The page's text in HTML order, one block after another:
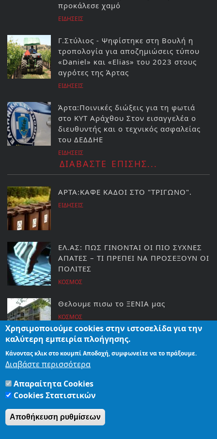
προκάλεσε χαμό
ΕΙΔΗΣΕΙΣ
Γ.Στύλιος - Ψηφίστηκε στη Βουλή η
τροπολογία για αποζημιώσεις τύπου
«Daniel» και «Elias» του 2023 στους
αγρότες της Άρτας
ΕΙΔΗΣΕΙΣ
Άρτα:Ποινικές διώξεις για τη φωτιά
στο ΚΥΤ Αράχθου Στον εισαγγελέα ο
διευθυντής και ο τεχνικός ασφαλείας
του ΔΕΔΔΗΕ
ΕΙΔΗΣΕΙΣ
ΔΙΑΒΑΣΤΕ ΕΠΙΣΗΣ...
ΑΡΤΑ:ΚΑΦΕ ΚΑΔΟΙ ΣΤΟ "ΤΡΙΓΩΝΟ".
ΕΙΔΗΣΕΙΣ
ΕΛ.ΑΣ: ΠΩΣ ΓΙΝΟΝΤΑΙ ΟΙ ΠΙΟ ΣΥΧΝΕΣ
ΑΠΑΤΕΣ – ΤΙ ΠΡΕΠΕΙ ΝΑ ΠΡΟΣΕΞΟΥΝ ΟΙ
ΠΟΛΙΤΕΣ
ΚΟΣΜΟΣ
Θελουμε πισω το ΞΕΝΙΑ μας
ΚΟΣΜΟΣ
ΑΡΤΑ: ΧΑΝΕΙ ΤΟ ΜΕΤΡΟ Ο
Κ.ΤΣΙΡΟΓΙΑΝΝΗΣ
ΕΙΔΗΣΕΙΣ
Χρησιμοποιούμε cookies στην ιστοσελίδα για την
καλύτερη εμπειρία πλοήγησης.
Κάνοντας κλικ στο κουμπί Αποδοχή, συμφωνείτε να το πράξουμε.
Διαβάστε περισσότερα
Απαραίτητα Cookies
Cookies Στατιστικών
Αποθήκευση ρυθμίσεων